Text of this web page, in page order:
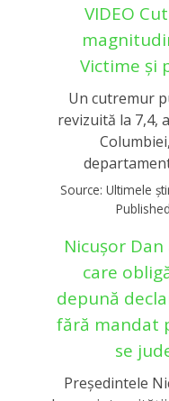
VIDEO
Victime și
Un cutremur
revizuită la 7,4,
Source: Ultimele
Nicușor Dan
care
depună
fără mandat
se
Președintele